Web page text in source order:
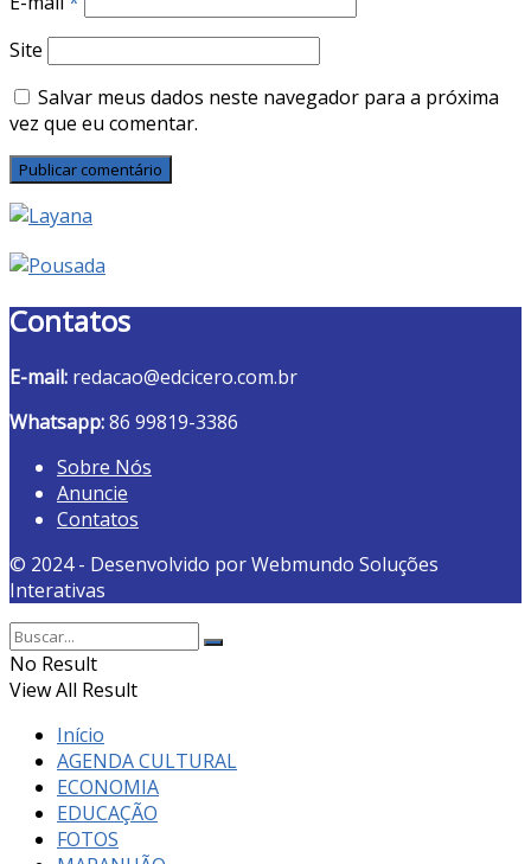
Site
Salvar meus dados neste navegador para a próxima
vez que eu comentar.
Contatos
E-mail: redacao@edcicero.com.br
Whatsapp:86 99819-3386
Sobre Nós
Anuncie
Contatos
© 2024 - Desenvolvido por Webmundo Soluções
Interativas
No Result
View All Result
Início
AGENDA CULTURAL
ECONOMIA
EDUCAÇÃO
FOTOS